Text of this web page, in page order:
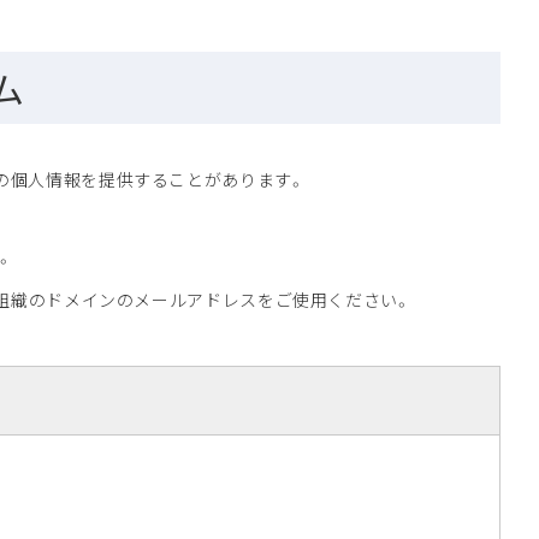
個人情報を提供することがあります。
のドメインのメールアドレスをご使用ください。